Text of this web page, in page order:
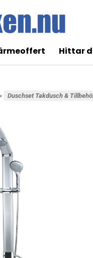
Hittar
Duschset Takdusch &